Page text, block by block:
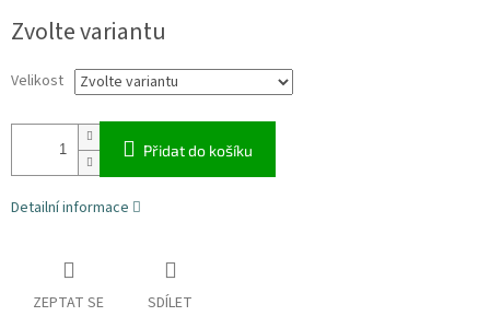
cena:
Zvolte variantu
Velikost
Přidat do košíku
Detailní informace
ZEPTAT SE SDÍLET